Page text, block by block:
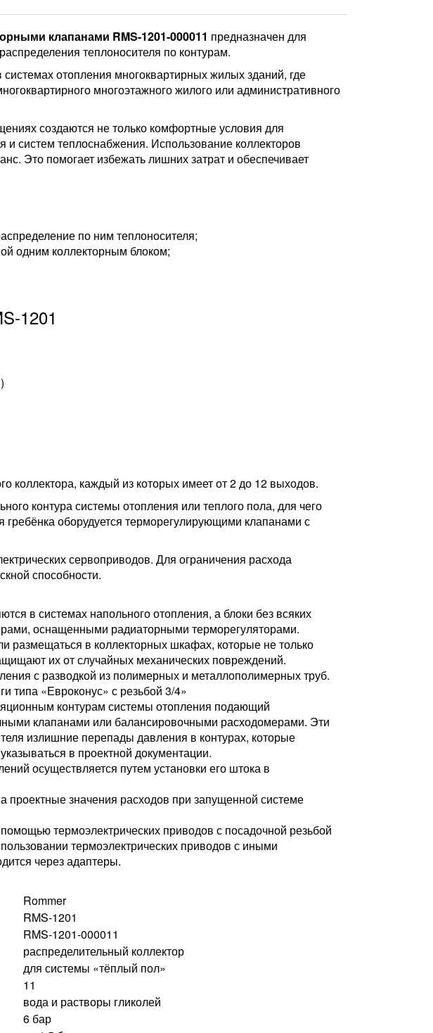
клапанами RMS-1201-000011 предназначен для
теплоносителя по контурам.
отопления многоквартирных жилых зданий, где
многоэтажного жилого или административного
создаются не только комфортные условия для
систем теплоснабжения. Использование коллекторов
Это помогает избежать лишних затрат и обеспечивает
по ним теплоносителя;
одним коллекторным блоком;
1201
коллектора, каждый из которых имеет от 2 до 12 выходов.
контура системы отопления или теплого пола, для чего
оборудуется терморегулирующими клапанами с
сервоприводов. Для ограничения расхода
способности.
в системах напольного отопления, а блоки без всяких
оснащенными радиаторными терморегуляторами.
размещаться в коллекторных шкафах, которые не только
их от случайных механических повреждений.
с разводкой из полимерных и металлополимерных труб.
типа «Евроконус» с резьбой 3/4»
контурам системы отопления подающий
клапанами или балансировочными расходомерами. Эти
излишние перепады давления в контурах, которые
в проектной документации.
осуществляется путем установки его штока в
проектные значения расходов при запущенной системе
термоэлектрических приводов с посадочной резьбой
термоэлектрических приводов с иными
через адаптеры.
Rommer
RMS-1201
RMS-1201-000011
распределительный коллектор
для системы «тёплый пол»
11
вода и растворы гликолей
6 бар